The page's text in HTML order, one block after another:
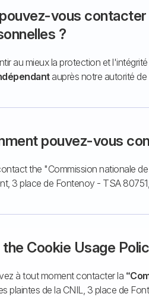
vous
?
au mieux la protection et
auprès notre autorité de
pouvez-vous
the "Commission nationale
3 place de Fontenoy - TSA
the Cookie Usage
à tout moment contacter la
plaintes de la CNIL, 3 place de